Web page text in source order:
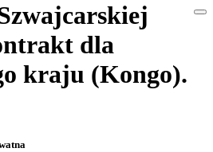
dla
kraju (Kongo).